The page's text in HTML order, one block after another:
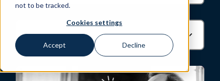
not to be tracked.
Cookies settings
Accept Decline